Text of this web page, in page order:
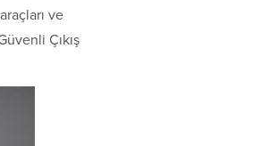
ve
Çıkış